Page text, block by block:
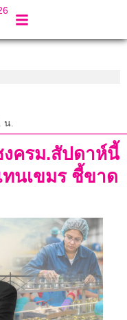
น.
งครม.สัปดาห์นี้
นเขมร ชี้ขาด